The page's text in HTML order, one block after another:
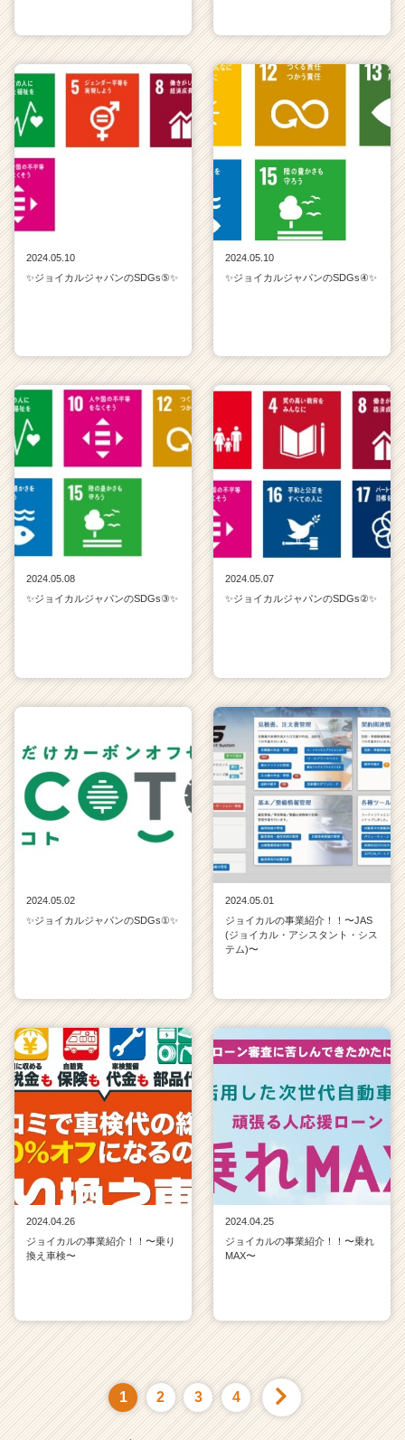
2024.05.10
✨ジョイカルジャパンのSDGs⑤✨
2024.05.10
✨ジョイカルジャパンのSDGs④✨
2024.05.08
✨ジョイカルジャパンのSDGs③✨
2024.05.07
✨ジョイカルジャパンのSDGs②✨
2024.05.02
✨ジョイカルジャパンのSDGs①✨
2024.05.01
ジョイカルの事業紹介！！〜JAS
(ジョイカル・アシスタント・シス
テム)〜
2024.04.26
ジョイカルの事業紹介！！〜乗り
換え車検〜
2024.04.25
ジョイカルの事業紹介！！〜乗れ
MAX〜
1 2 3 4